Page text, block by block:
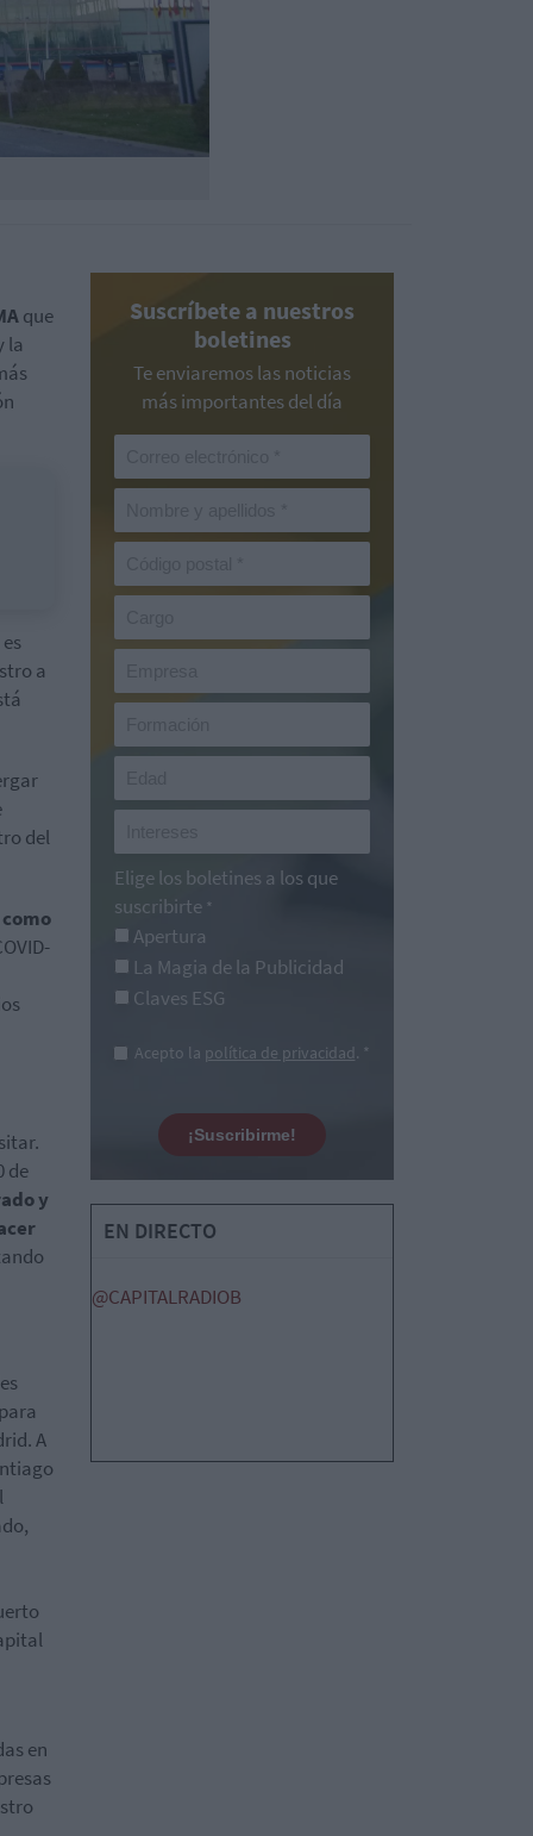
que
la
a
del
de
y
A
en
Suscríbete a nuestros
boletines
Te enviaremos las noticias
más importantes del día
Elige los boletines a los que
suscribirte *
Apertura
La Magia de la Publicidad
Claves ESG
Acepto la política de privacidad. *
¡Suscribirme!
EN DIRECTO
@CAPITALRADIOB